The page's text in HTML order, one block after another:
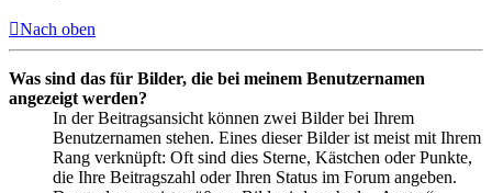
Nach oben
Was sind das für Bilder, die bei meinem Benutzernamen
angezeigt werden?
In der Beitragsansicht können zwei Bilder bei Ihrem
Benutzernamen stehen. Eines dieser Bilder ist meist mit Ihrem
Rang verknüpft: Oft sind dies Sterne, Kästchen oder Punkte,
die Ihre Beitragszahl oder Ihren Status im Forum angeben.